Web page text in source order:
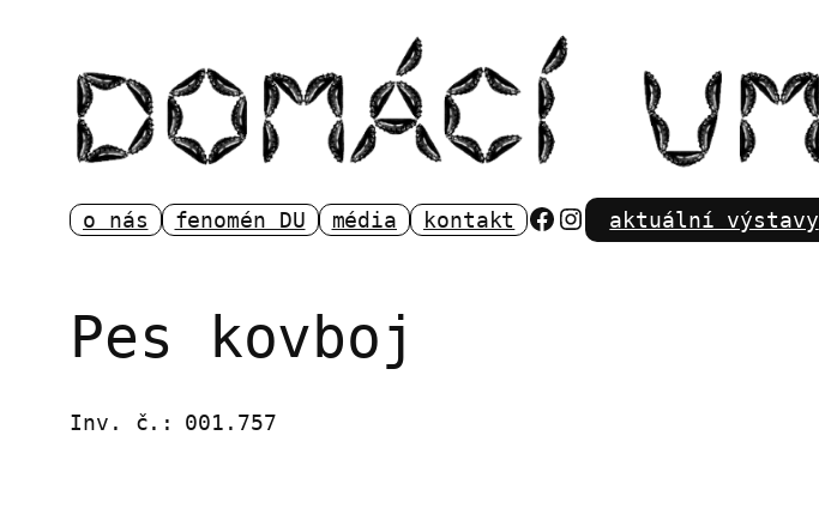
o nás fenomén DU média kontakt Facebook
Instagram
aktuální výstavy
Pes kovboj
Inv. č.: 001.757